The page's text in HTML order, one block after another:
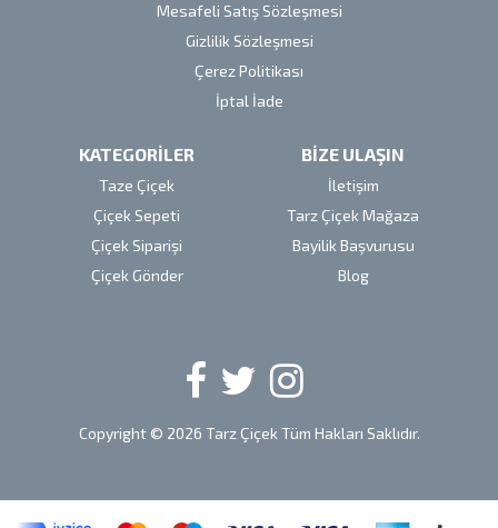
Mesafeli Satış Sözleşmesi
Gizlilik Sözleşmesi
Çerez Politikası
İptal İade
KATEGORİLER
Taze Çiçek
Çiçek Sepeti
Çiçek Siparişi
Çiçek Gönder
BİZE ULAŞIN
İletişim
Tarz Çiçek Mağaza
Bayilik Başvurusu
Blog
Copyright © 2026 Tarz Çiçek Tüm Hakları Saklıdır.